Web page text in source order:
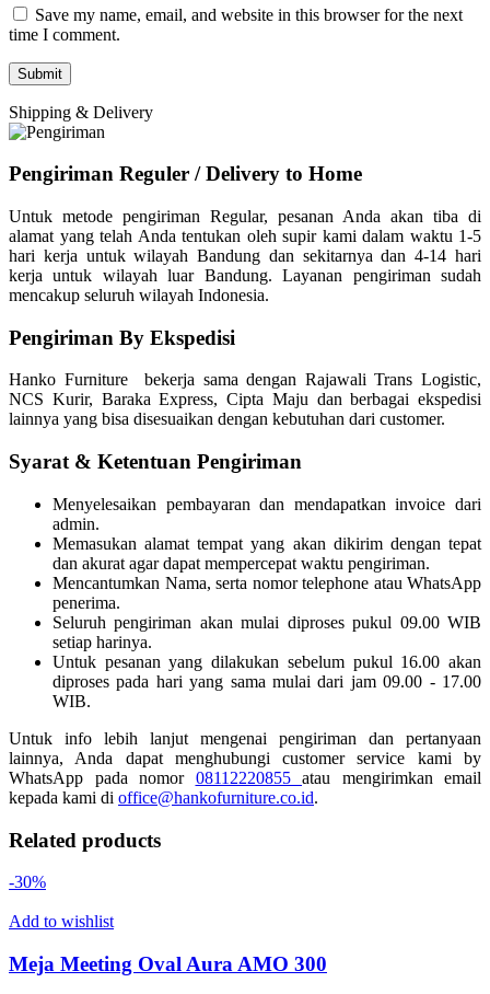
Save my name, email, and website in this browser for the next
time I comment.
Shipping & Delivery
Pengiriman Reguler / Delivery to Home
Untuk metode pengiriman Regular, pesanan Anda akan tiba di
alamat yang telah Anda tentukan oleh supir kami dalam waktu 1-5
hari kerja untuk wilayah Bandung dan sekitarnya dan 4-14 hari
kerja untuk wilayah luar Bandung. Layanan pengiriman sudah
mencakup seluruh wilayah Indonesia.
Pengiriman By Ekspedisi
Hanko Furniture bekerja sama dengan Rajawali Trans Logistic,
NCS Kurir, Baraka Express, Cipta Maju dan berbagai ekspedisi
lainnya yang bisa disesuaikan dengan kebutuhan dari customer.
Syarat & Ketentuan Pengiriman
Menyelesaikan pembayaran dan mendapatkan invoice dari
admin.
Memasukan alamat tempat yang akan dikirim dengan tepat
dan akurat agar dapat mempercepat waktu pengiriman.
Mencantumkan Nama, serta nomor telephone atau WhatsApp
penerima.
Seluruh pengiriman akan mulai diproses pukul 09.00 WIB
setiap harinya.
Untuk pesanan yang dilakukan sebelum pukul 16.00 akan
diproses pada hari yang sama mulai dari jam 09.00 - 17.00
WIB.
Untuk info lebih lanjut mengenai pengiriman dan pertanyaan
lainnya, Anda dapat menghubungi customer service kami by
WhatsApp pada nomor 08112220855 atau mengirimkan email
kepada kami di office@hankofurniture.co.id.
Related products
-30%
Add to wishlist
Meja Meeting Oval Aura AMO 300